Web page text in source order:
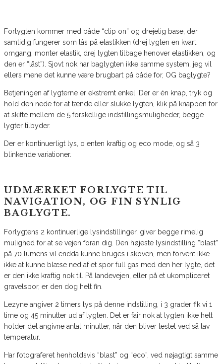
Forlygten kommer med både “clip on” og drejelig base, der
samtidig fungerer som lås på elastikken (drej lygten en kvart
omgang, monter elastik, drej lygten tilbage henover elastikken, og
den er “låst”). Sjovt nok har baglygten ikke samme system, jeg vil
ellers mene det kunne være brugbart på både for, OG baglygte?
Betjeningen af lygterne er ekstremt enkel. Der er én knap, tryk og
hold den nede for at tænde eller slukke lygten, klik på knappen for
at skifte mellem de 5 forskellige indstillingsmuligheder, begge
lygter tilbyder.
Der er kontinuerligt lys, o enten kraftig og eco mode, og så 3
blinkende variationer.
UDMÆRKET FORLYGTE TIL
NAVIGATION, OG FIN SYNLIG
BAGLYGTE.
Forlygtens 2 kontinuerlige lysindstillinger, giver begge rimelig
mulighed for at se vejen foran dig. Den højeste lysindstilling “blast”
på 70 lumens vil endda kunne bruges i skoven, men forvent ikke
ikke at kunne blæse ned af et spor full gas med den her lygte, det
er den ikke kraftig nok til. På landevejen, eller på et ukompliceret
gravelspor, er den dog helt fin.
Lezyne angiver 2 timers lys på denne indstilling, i 3 grader fik vi 1
time og 45 minutter ud af lygten. Det er fair nok at lygten ikke helt
holder det angivne antal minutter, når den bliver testet ved så lav
temperatur.
Har fotograferet henholdsvis “blast” og “eco”, ved nøjagtigt samme